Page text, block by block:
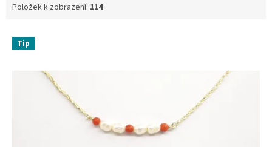
Položek k zobrazení: 114
V Tip